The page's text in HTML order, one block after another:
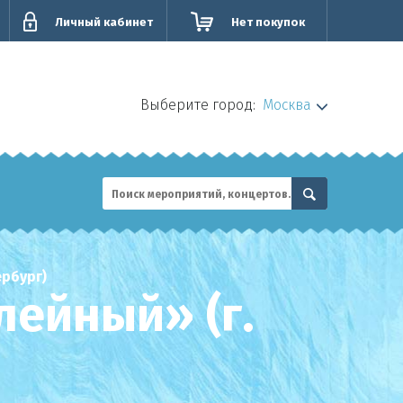
Личный кабинет Нет покупок
Выберите город: Москва
(г.